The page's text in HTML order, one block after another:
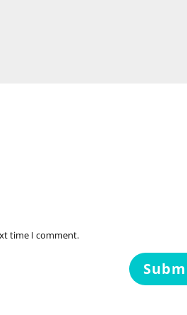
time I comment.